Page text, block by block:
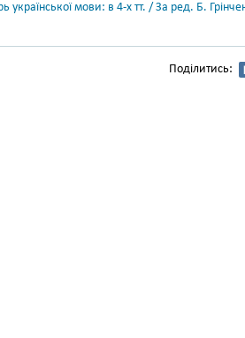
української мови: в 4-х тт. / За ред. Б.
Поділитись: